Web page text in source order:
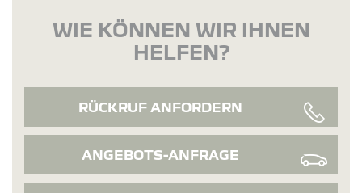
WIE KÖNNEN WIR IHNEN
HELFEN?
RÜCKRUF ANFORDERN
ANGEBOTS-ANFRAGE